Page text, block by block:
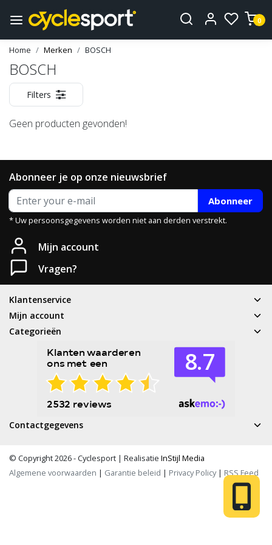
0
Home Merken BOSCH
BOSCH
Filters
Geen producten gevonden!
Abonneer je op onze nieuwsbrief
Abonneer
* Uw persoonsgegevens worden niet aan derden verstrekt.
Mijn account
Vragen?
Klantenservice
Mijn account
Categorieën
Contactgegevens
© Copyright 2026 - Cyclesport | Realisatie InStijl Media
Algemene voorwaarden | Garantie beleid | Privacy Policy| RSS Feed